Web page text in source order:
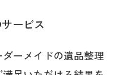
ービス
ーメイドの遺品整理